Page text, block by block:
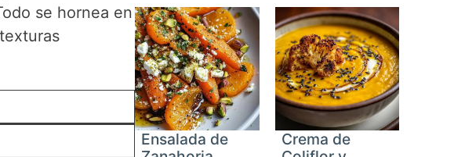
se hornea en
Ensalada de
Crema de